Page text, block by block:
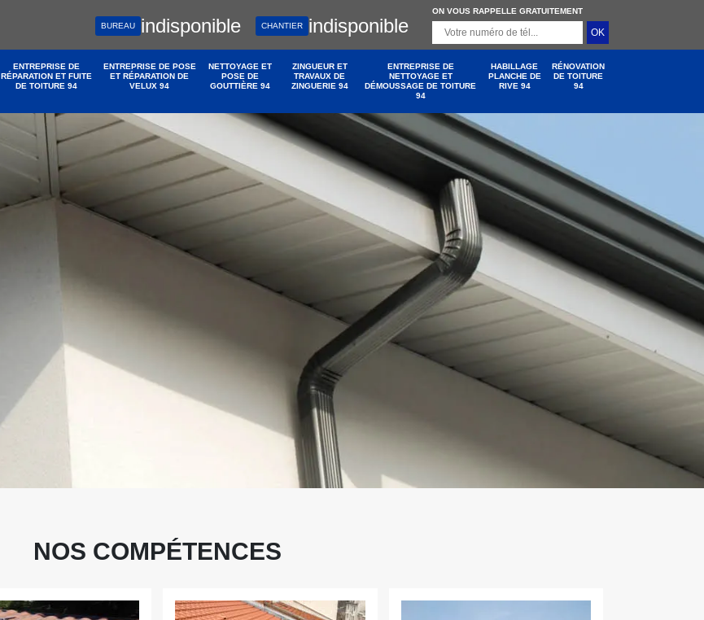
BUREAU indisponible CHANTIER indisponible
ON VOUS RAPPELLE GRATUITEMENT
ENTREPRISE DE
RÉPARATION ET FUITE
DE TOITURE 94
ENTREPRISE DE POSE
ET RÉPARATION DE
VELUX 94
NETTOYAGE ET
POSE DE
GOUTTIÈRE 94
ZINGUEUR ET
TRAVAUX DE
ZINGUERIE 94
ENTREPRISE DE
NETTOYAGE ET
DÉMOUSSAGE DE TOITURE
94
HABILLAGE
PLANCHE DE
RIVE 94
RÉNOVATION
DE TOITURE
94
NOS COMPÉTENCES